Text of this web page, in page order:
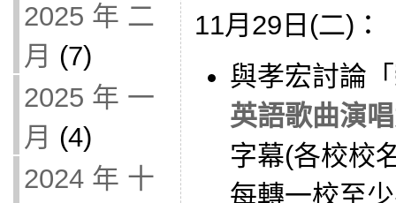
2025 年 二
月 (7)
2025 年 一
月 (4)
2024 年 十
11月29日(二)：
與孝宏討論「
英語歌曲演
字幕(各校校
每轉一校至